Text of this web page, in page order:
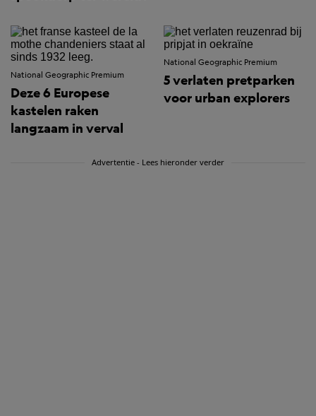
National Geographic Premium
Deze 6 Europese
kastelen raken
langzaam in verval
National Geographic Premium
5 verlaten pretparken
voor urban explorers
Advertentie - Lees hieronder verder